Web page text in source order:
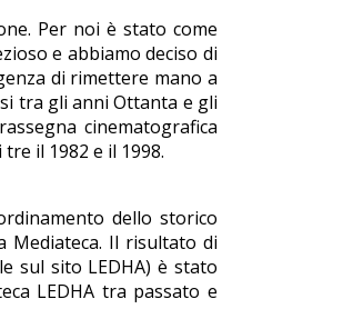
Per noi è stato come
e abbiamo deciso di
di rimettere mano a
tra gli anni Ottanta e gli
cinematografica
il 1982 e il 1998.
dello storico
Mediateca. Il risultato di
sul sito LEDHA) è stato
LEDHA tra passato e